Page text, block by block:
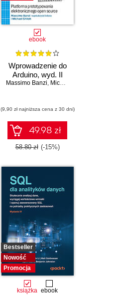
ebook
Wprowadzenie do
Arduino, wyd. II
Massimo Banzi, Michael Shiloh
(9,90 zł najniższa cena z 30 dni)
49.98 zł
58.80 zł (-15%)
Bestseller
Nowość
Promocja
książka ebook